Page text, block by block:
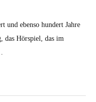
und eben­so hun­dert Jahre
das Hör­spiel, das im